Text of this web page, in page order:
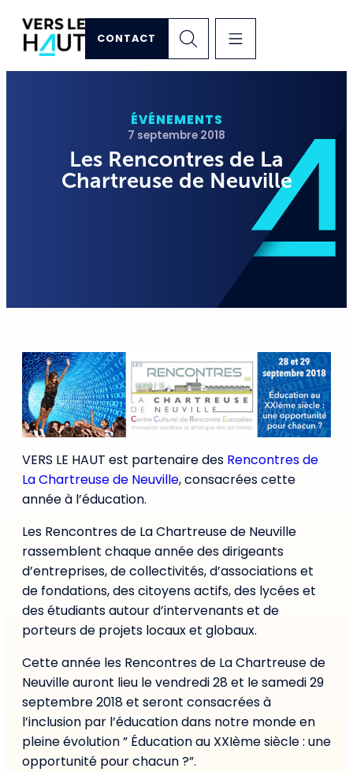
CONTACT
ÉVÉNEMENTS
7 septembre 2018
Les Rencontres de La
Chartreuse de Neuville
VERS LE HAUT est partenaire des Rencontres de
La Chartreuse de Neuville, consacrées cette
année à l’éducation.
Les Rencontres de La Chartreuse de Neuville
rassemblent chaque année des dirigeants
d’entreprises, de collectivités, d’associations et
de fondations, des citoyens actifs, des lycées et
des étudiants autour d’intervenants et de
porteurs de projets locaux et globaux.
Cette année les Rencontres de La Chartreuse de
Neuville auront lieu le vendredi 28 et le samedi 29
septembre 2018 et seront consacrées à
l’inclusion par l’éducation dans notre monde en
pleine évolution ” Éducation au XXIème siècle : une
opportunité pour chacun ?”.